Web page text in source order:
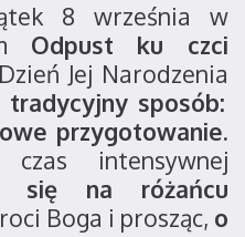
8 września w
Odpust ku czci
Jej Narodzenia
tradycyjny sposób:
przygotowanie.
intensywnej
się na różańcu
Boga i prosząc, o